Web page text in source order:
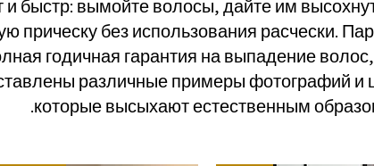
и быстр: вымойте волосы, дайте им
прическу без использования расчески.
годичная гарантия на выпадение
различные примеры фотографий и
которые высыхают естественным